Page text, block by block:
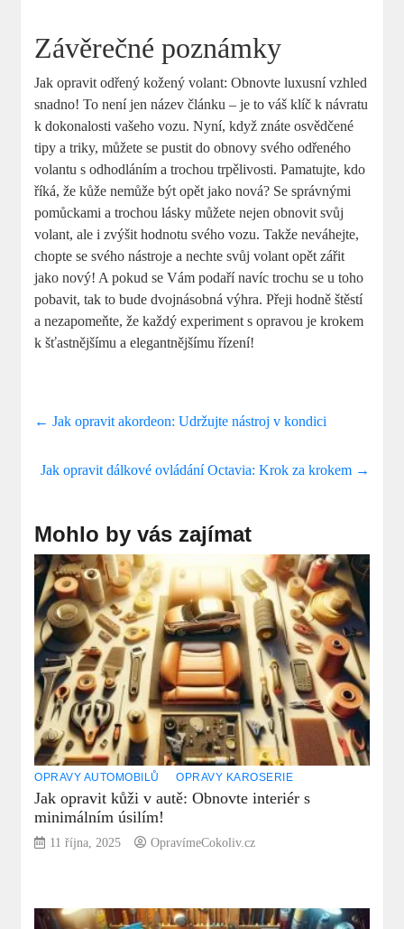
Závěrečné poznámky
Jak opravit odřený kožený volant: Obnovte luxusní vzhled
snadno! To není jen název článku – je to váš klíč k návratu
k dokonalosti vašeho vozu. Nyní, když znáte osvědčené
tipy a triky, můžete se pustit do obnovy svého odřeného
volantu s odhodláním a trochou trpělivosti. Pamatujte, kdo
říká, že kůže nemůže být opět jako nová? Se správnými
pomůckami a trochou lásky můžete nejen obnovit svůj
volant, ale i zvýšit hodnotu svého vozu. Takže neváhejte,
chopte se svého nástroje a nechte svůj volant opět zářit
jako nový! A pokud se Vám podaří navíc trochu se u toho
pobavit, tak to bude dvojnásobná výhra. Přeji hodně štěstí
a nezapomeňte, že každý experiment s opravou je krokem
k šťastnějšímu a elegantnějšímu řízení!
← Jak opravit akordeon: Udržujte nástroj v kondici
Jak opravit dálkové ovládání Octavia: Krok za krokem →
Mohlo by vás zajímat
OPRAVY AUTOMOBILŮ OPRAVY KAROSERIE
Jak opravit kůži v autě: Obnovte interiér s
minimálním úsilím!
11 října, 2025 OpravímeCokoliv.cz